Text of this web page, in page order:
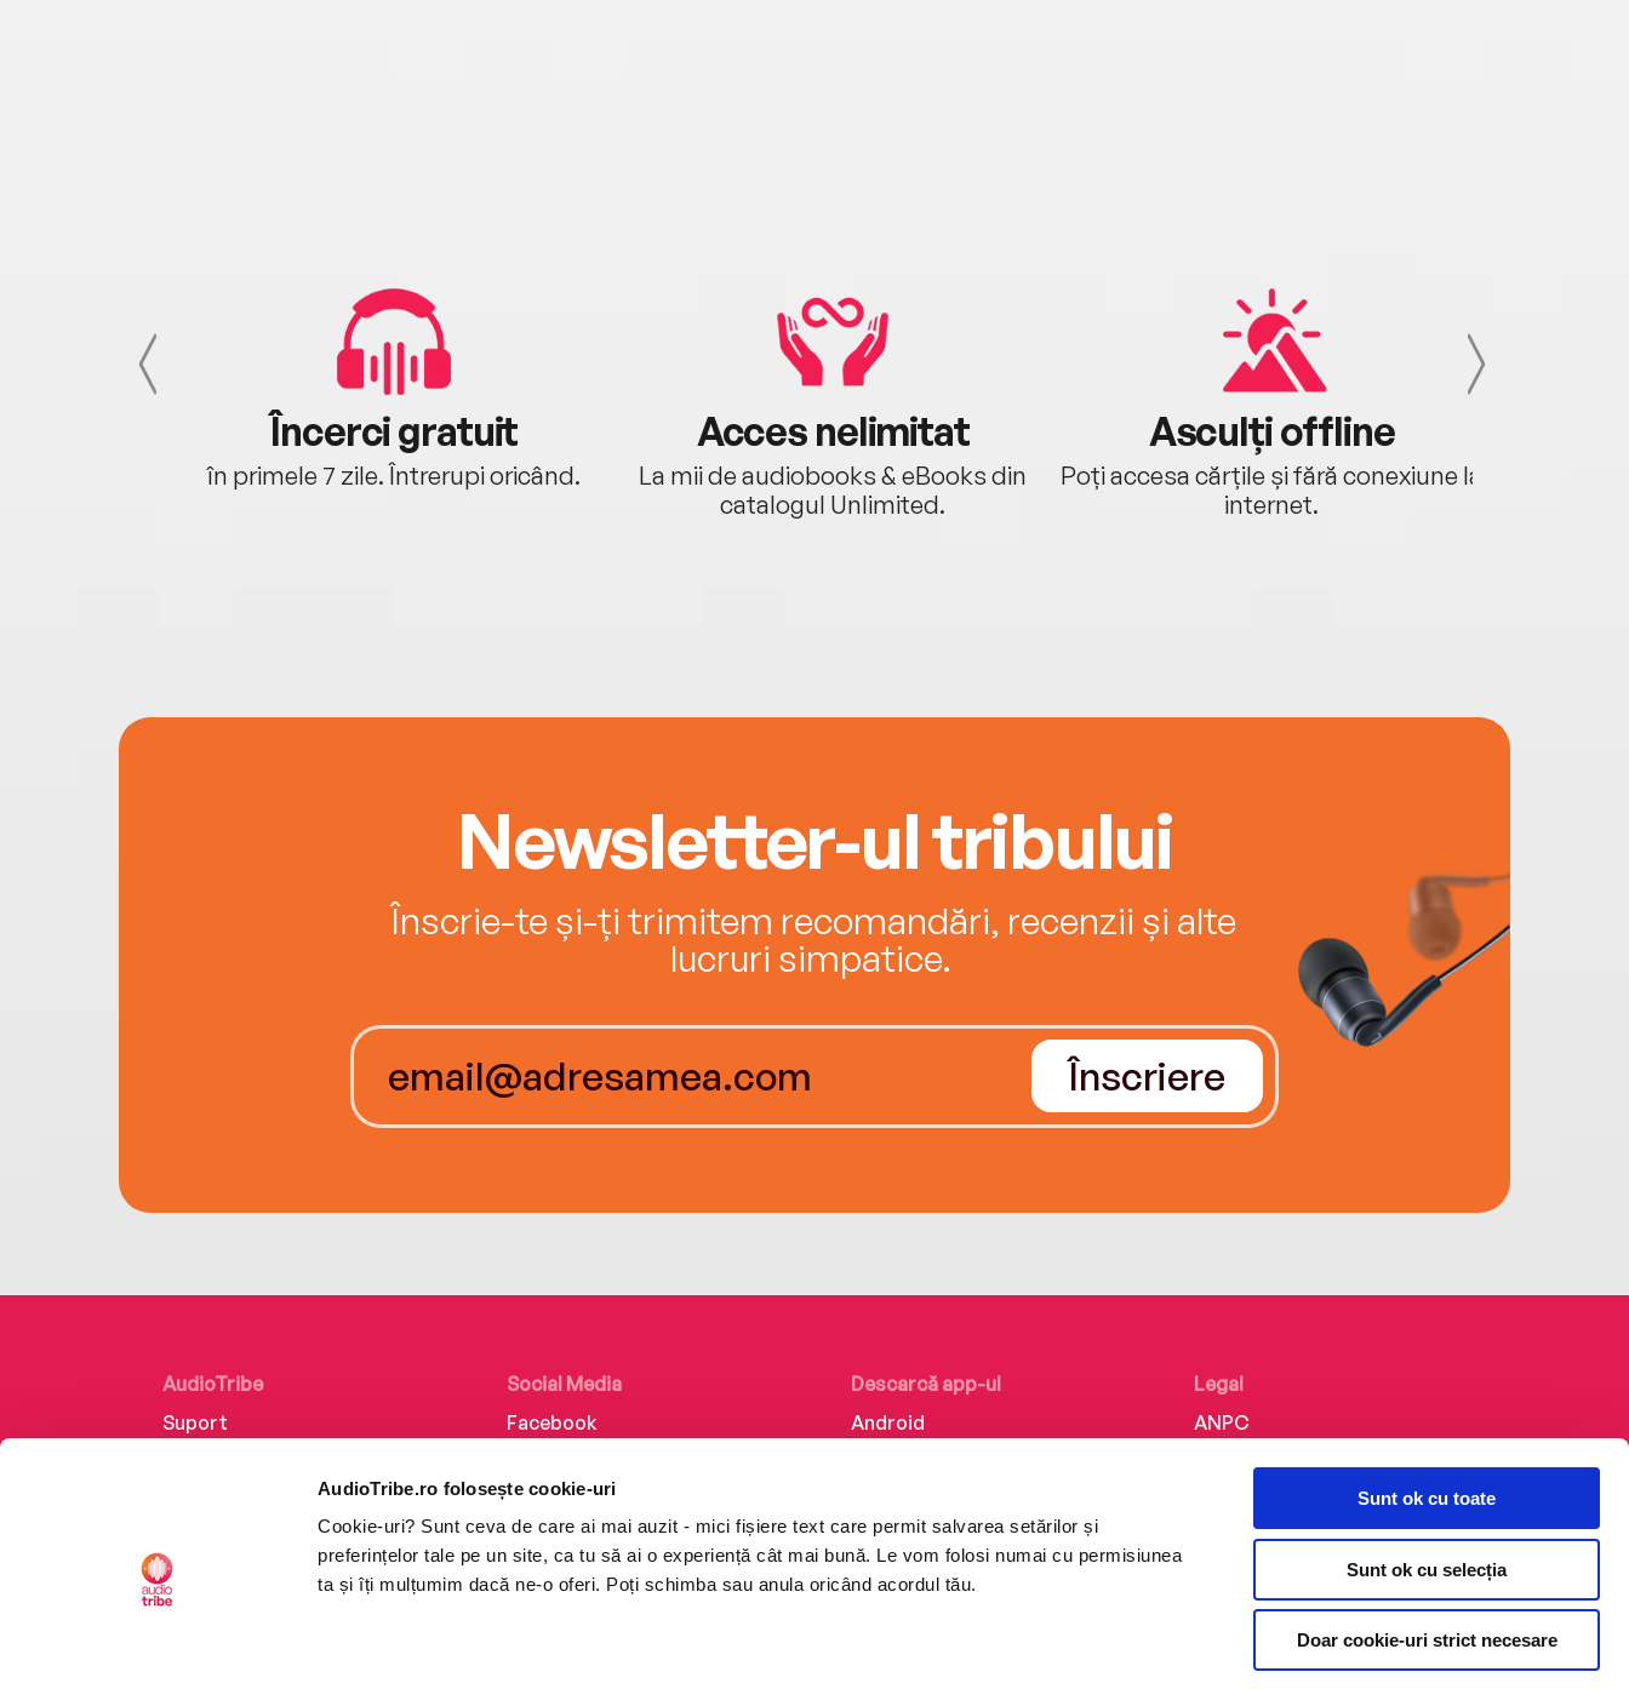
AudioTribe.ro folosește cookie-uri
Cookie-uri? Sunt ceva de care ai mai auzit - mici fișiere text care permit salvarea setărilor și
preferințelor tale pe un site, ca tu să ai o experiență cât mai bună. Le vom folosi numai cu permisiunea
ta și îți mulțumim dacă ne-o oferi. Poți schimba sau anula oricând acordul tău.
Sunt ok cu toate
Sunt ok cu selecția
Doar cookie-uri strict necesare
Încerci gratuit
în primele 7 zile. Întrerupi oricând.
Acces nelimitat
La mii de audiobooks & eBooks din
catalogul Unlimited.
Asculți offline
Poți accesa cărțile și fără conexiune la
internet.
Newsletter-ul tribului
Înscrie-te și-ți trimitem recomandări, recenzii și alte
lucruri simpatice.
Înscriere
AudioTribe
Suport
Retragere din comandă
Social Media
Facebook
Instagram
TikTok
Descarcă app-ul
Android
Legal
ANPC
Politica de confidențialitate
Termeni și condiții